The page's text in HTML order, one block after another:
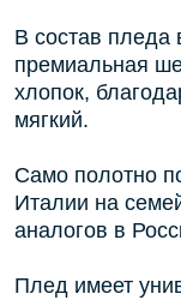
В состав пледа
премиальная
хлопок,
мягкий.
Само полотно
Италии на
аналогов в
Плед имеет